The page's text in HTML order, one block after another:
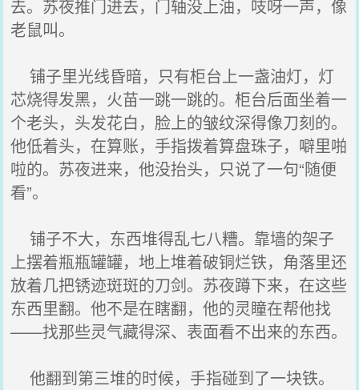
去。苏夜推门进去，门轴没上油，吱呀一声，像
老鼠叫。
铺子里光线昏暗，只有柜台上一盏油灯，灯
芯烧得发黑，火苗一跳一跳的。柜台后面坐着一
个老头，头发花白，脸上的皱纹深得像刀刻的。
他低着头，在算账，手指拨着算盘珠子，噼里啪
啦的。苏夜进来，他没抬头，只说了一句“随便
看”。
铺子不大，东西堆得乱七八糟。靠墙的架子
上摆着瓶瓶罐罐，地上堆着破铜烂铁，角落里还
放着几把锈迹斑斑的刀剑。苏夜蹲下来，在这些
东西里翻。他不是在瞎翻，他的灵瞳在帮他找
——找那些灵气藏得深、表面看不出来的东西。
他翻到第三堆的时候，手指碰到了一块铁。